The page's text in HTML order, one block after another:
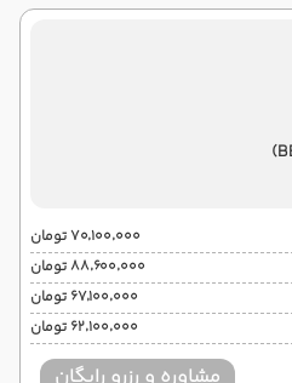
۷۰٬۱۰۰٬۰۰۰ تومان
۸۸٬۶۰۰٬۰۰۰ تومان
۶۷٬۱۰۰٬۰۰۰ تومان
۶۲٬۱۰۰٬۰۰۰ تومان